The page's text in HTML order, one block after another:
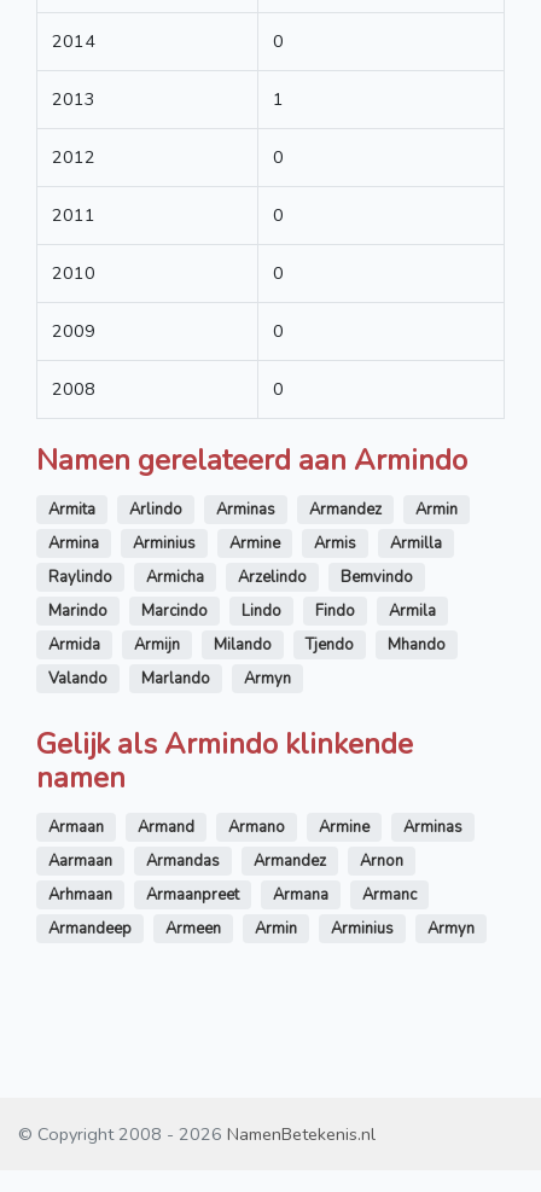
2014 0
2013 1
2012 0
2011 0
2010 0
2009 0
2008 0
Namen gerelateerd aan Armindo
Armita Arlindo Arminas Armandez
Armin
Armina
Arminius Armine Armis
Armilla
Raylindo
Armicha Arzelindo
Bemvindo
Marindo
Marcindo Lindo Findo
Armila
Armida
Armijn Milando Tjendo
Mhando
Valando
Marlando Armyn
Gelijk als Armindo klinkende
namen
Armaan Armand Armano Armine
Arminas
Aarmaan
Armandas Armandez
Arnon
Arhmaan
Armaanpreet Armana
Armanc
Armandeep
Armeen Armin Arminius Armyn
© Copyright 2008 - 2026 NamenBetekenis.nl